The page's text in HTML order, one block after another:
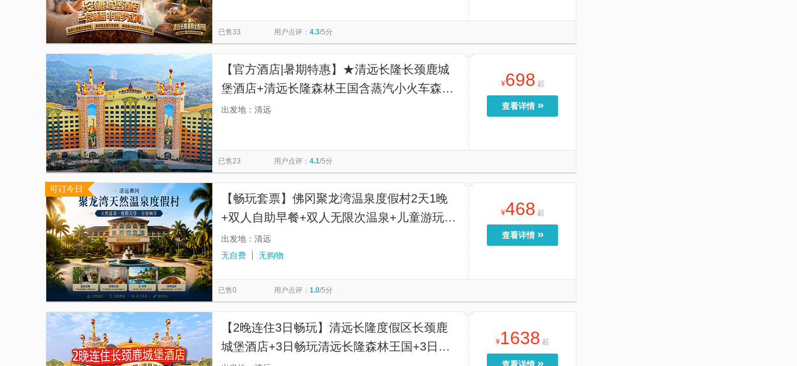
已售33 用户点评： 4.3/5分
【官方酒店|暑期特惠】★清远长隆长颈鹿城
堡酒店+清远长隆森林王国含蒸汽小火车森林
温泉乐园/清远长隆度假区
出发地：清远
¥698 起
查看详情 »
已售23 用户点评： 4.1/5分
可订今日
【畅玩套票】佛冈聚龙湾温泉度假村2天1晚
+双人自助早餐+双人无限次温泉+儿童游玩中
心+可选双人晚餐/水上乐园
出发地：清远
无自费
无购物
¥468 起
查看详情 »
已售0 用户点评： 1.0/5分
【2晚连住3日畅玩】清远长隆度假区长颈鹿
城堡酒店+3日畅玩清远长隆森林王国+3日畅
¥1638 起
»